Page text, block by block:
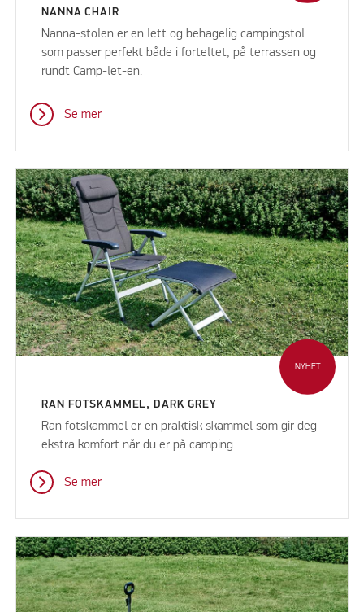
NANNA CHAIR
Nanna-stolen er en lett og behagelig campingstol
som passer perfekt både i forteltet, på terrassen og
rundt Camp-let-en.
Se mer
NYHET
RAN FOTSKAMMEL, DARK GREY
Ran fotskammel er en praktisk skammel som gir deg
ekstra komfort når du er på camping.
Se mer